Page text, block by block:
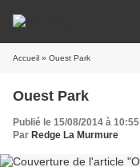
Accueil » Ouest Park
Ouest Park
Publié le 15/08/2014 à 10:55
Par Redge La Murmure